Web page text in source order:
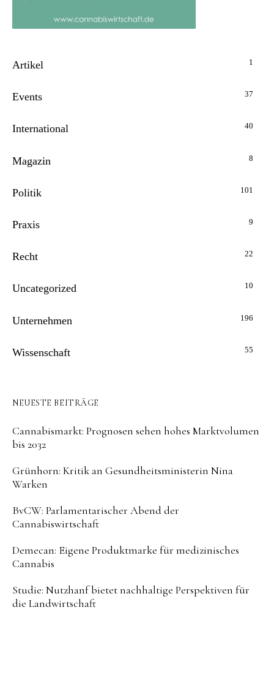
Artikel 1
Events 37
International 40
Magazin 8
Politik 101
Praxis 9
Recht 22
Uncategorized 10
Unternehmen 196
Wissenschaft 55
NEUESTE BEITRÄGE
Cannabismarkt: Prognosen sehen hohes Marktvolumen
bis 2032
Grünhorn: Kritik an Gesundheitsministerin Nina
Warken
BvCW: Parlamentarischer Abend der
Cannabiswirtschaft
Demecan: Eigene Produktmarke für medizinisches
Cannabis
Studie: Nutzhanf bietet nachhaltige Perspektiven für
die Landwirtschaft